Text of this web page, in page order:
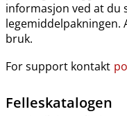
informasjon ved at du
legemiddelpakningen.
bruk.
For support kontakt
Felleskatalogen